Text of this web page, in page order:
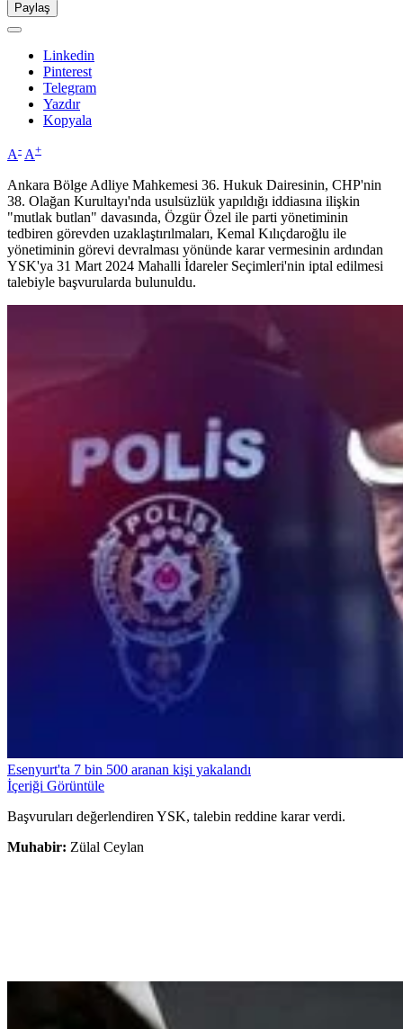
Paylaş
Linkedin
Pinterest
Telegram
Yazdır
Kopyala
A- A+
Ankara Bölge Adliye Mahkemesi 36. Hukuk Dairesinin, CHP'nin
38. Olağan Kurultayı'nda usulsüzlük yapıldığı iddiasına ilişkin
"mutlak butlan" davasında, Özgür Özel ile parti yönetiminin
tedbiren görevden uzaklaştırılmaları, Kemal Kılıçdaroğlu ile
yönetiminin görevi devralması yönünde karar vermesinin ardından
YSK'ya 31 Mart 2024 Mahalli İdareler Seçimleri'nin iptal edilmesi
talebiyle başvurularda bulunuldu.
Esenyurt'ta 7 bin 500 aranan kişi yakalandı
İçeriği Görüntüle
Başvuruları değerlendiren YSK, talebin reddine karar verdi.
Muhabir: Zülal Ceylan